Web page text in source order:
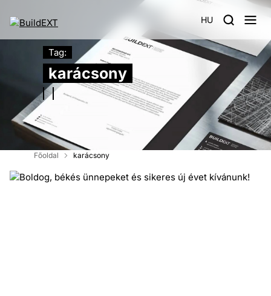
HU
Tag:
karácsony
Főoldal karácsony